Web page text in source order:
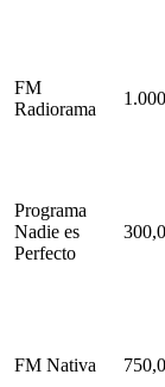
FM
Radiorama
Programa
Nadie es
Perfecto
FM Nativa